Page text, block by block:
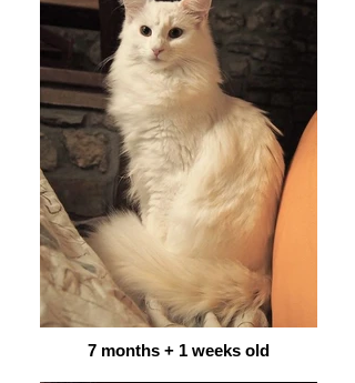
7 months + 1 weeks old